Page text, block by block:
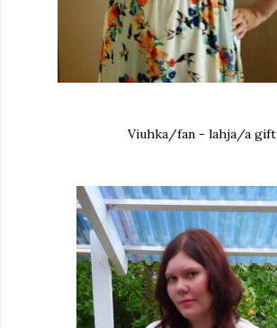
Viuhka/fan - lahja/a gift